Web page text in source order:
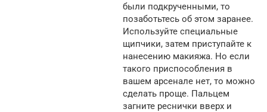
были подкрученными, то
позаботьтесь об этом заранее.
Используйте специальные
щипчики, затем приступайте к
нанесению макияжа. Но если
такого приспособления в
вашем арсенале нет, то можно
сделать проще. Пальцем
загните реснички вверх и